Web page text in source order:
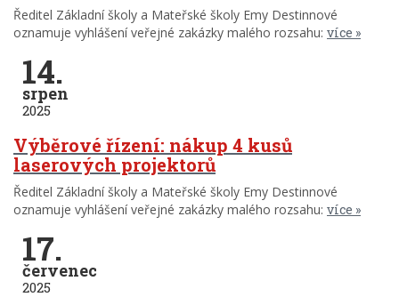
Ředitel Základní školy a Mateřské školy Emy Destinnové
oznamuje vyhlášení veřejné zakázky malého rozsahu: více
14.
srpen
2025
Výběrové řízení: nákup 4 kusů
laserových projektorů
Ředitel Základní školy a Mateřské školy Emy Destinnové
oznamuje vyhlášení veřejné zakázky malého rozsahu: více
17.
červenec
2025